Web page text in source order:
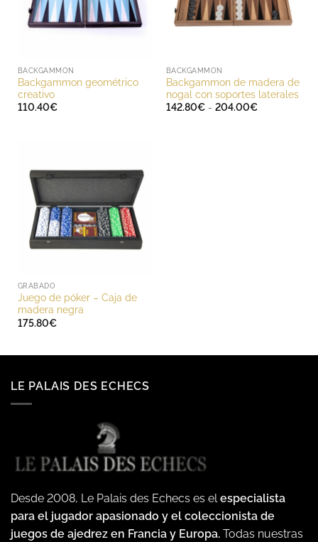
BACKGAMMON
Backgammon geométrico
creativo
110.40€
BACKGAMMON
Backgammon de madera de
nogal con soportes laterales
142.80€ - 204.00€Rango
GRABADO
Juego de póker – Caja de
madera negra
175.80€
LE PALAIS DES ECHECS
Desde 2008, Le Palais des Echecs es elespecialista
para el jugador apasionado y el coleccionista de
juegos de ajedrez en Francia y Europa. Todas nuestras